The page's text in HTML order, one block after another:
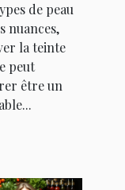
de peau
nuances,
la teinte
peut
être un